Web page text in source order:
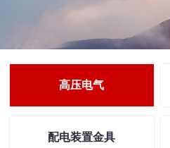
高压电气
配电装置金具